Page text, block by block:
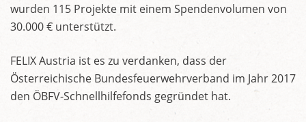
wurden 115 Projekte mit einem Spendenvolumen von
30.000 € unterstützt.
FELIX Austria ist es zu verdanken, dass der
Österreichische Bundesfeuerwehrverband im Jahr 2017
den ÖBFV-Schnellhilfefonds gegründet hat.